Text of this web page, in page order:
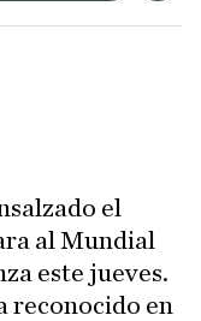
el
al Mundial
este jueves.
reconocido en